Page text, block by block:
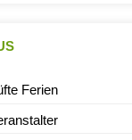
Ferien